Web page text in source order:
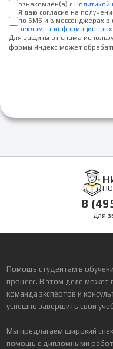
ознакомлен(а) с Политикой
Я даю согласие на
по SMS и в мессенджерах в
рекламно-
Для защиты от спама
формы Яндекс может
8
Для
Помощь студентам в
процесс. В этом деле может
команда экспертов и
успешно завершить свои
Мы предлагаем широкий
помощь с дипломными